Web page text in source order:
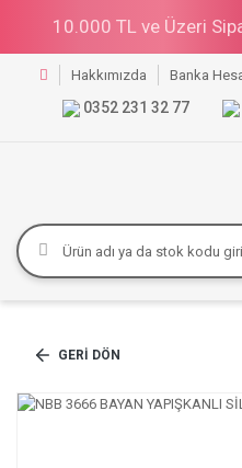
10.000 TL ve Üzeri
Hakkımızda Banka
0352 231 32 77
GERI DÖN